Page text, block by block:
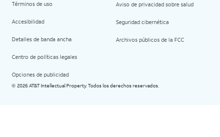
Términos de uso
Accesibilidad
Detalles de banda ancha
Centro de políticas legales
Opciones de publicidad
Aviso de privacidad sobre salud
Seguridad cibernética
Archivos públicos de la FCC
© 2026 AT&T Intellectual Property. Todos los derechos reservados.